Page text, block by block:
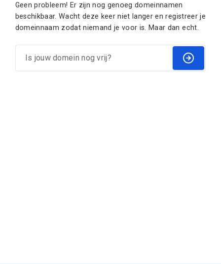
Geen probleem! Er zijn nog genoeg domeinnamen
beschikbaar. Wacht deze keer niet langer en registreer je
domeinnaam zodat niemand je voor is. Maar dan echt.